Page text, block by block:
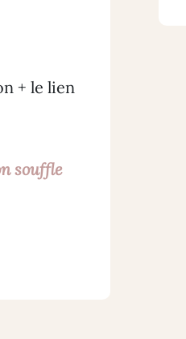
+ le lien
souffle